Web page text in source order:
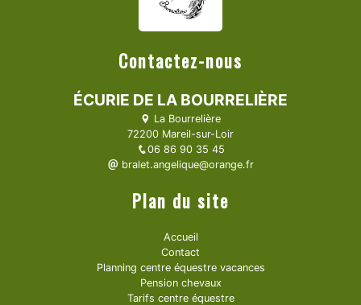
Contactez-nous
ÉCURIE DE LA BOURRELIÈRE
La Bourrelière
72200 Mareil-sur-Loir
06 86 90 35 45
bralet.angelique@orange.fr
Plan du site
Accueil
Contact
Planning centre équestre vacances
Pension chevaux
Tarifs centre équestre